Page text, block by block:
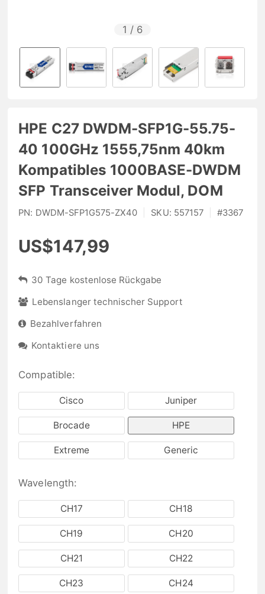
1 / 6
HPE C27 DWDM-SFP1G-55.75-
40 100GHz 1555,75nm 40km
Kompatibles 1000BASE-DWDM
SFP Transceiver Modul, DOM
PN: DWDM-SFP1G575-ZX40 SKU: 557157 #3367
US$147,99
30 Tage kostenlose Rückgabe
Lebenslanger technischer Support
Bezahlverfahren
Kontaktiere uns
Compatible:
Cisco Juniper
Brocade HPE
Extreme Generic
Wavelength:
CH17 CH18
CH19 CH20
CH21 CH22
CH23 CH24